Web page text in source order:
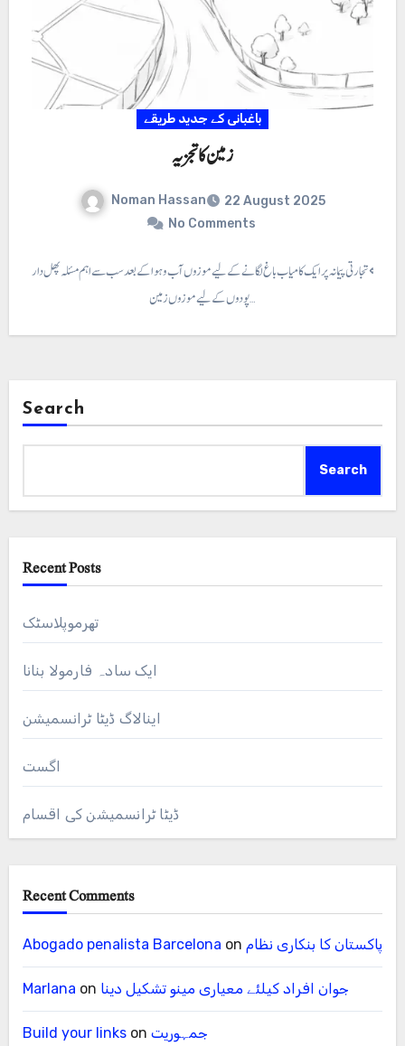
باغبانی کے جدید طریقے
زمین کا تجزیہ
Noman Hassan
22 August 2025
No Comments
تجزیہ ⇐ تجارتی پیمانہ پر ایک کامیاب باغ لگانے کے لیے موزوں آب و ہوا کے بعد سب سے اہم مسئلہ پھل دار
پودوں کے لیے موزوں زمین…
Search
Search
Recent Posts
تھرموپلاسٹک
ایک سادہ فارمولا بنانا
اینالاگ ڈیٹا ٹرانسمیشن
اگست
ڈیٹا ٹرانسمیشن کی اقسام
Recent Comments
Abogado penalista Barcelona on پاکستان کا بنکاری نظام
Marlana on جوان افراد کیلئے معیاری مینو تشکیل دینا
Build your linkson جمہوریت